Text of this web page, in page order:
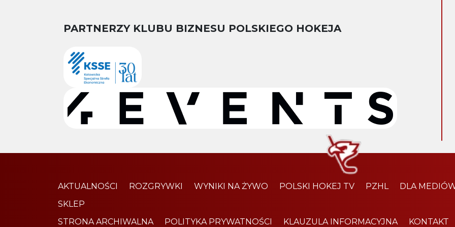
PARTNERZY KLUBU BIZNESU POLSKIEGO HOKEJA
AKTUALNOŚCI ROZGRYWKI WYNIKI NA ŻYWO POLSKI HOKEJ TV PZHL
DLA
SKLEP
STRONA ARCHIWALNA
POLITYKA PRYWATNOŚCI KLAUZULA INFORMACYJNA KONTAKT